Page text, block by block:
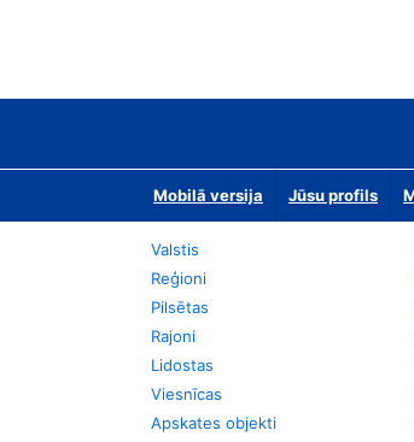
Mobilā versija Jūsu profils
Valstis
Reģioni
Pilsētas
Rajoni
Lidostas
Viesnīcas
Apskates objekti